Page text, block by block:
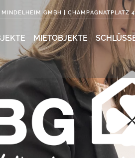
GMBH | CHAMPAGNATPLATZ
MIETOBJEKTE